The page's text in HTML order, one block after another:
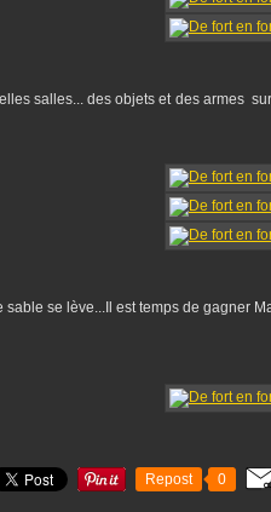
salles... des objets et des armes
sable se lève...Il est temps de gagner
Repost 0